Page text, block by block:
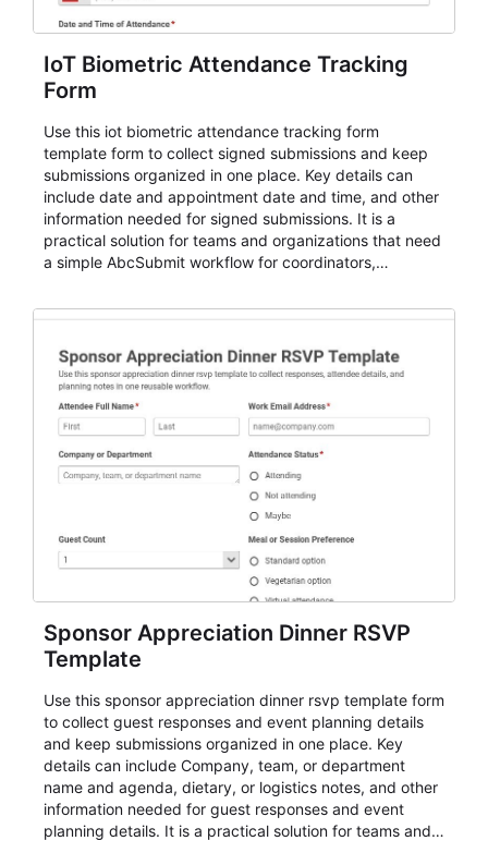
IoT Biometric Attendance Tracking
Form
Use this iot biometric attendance tracking form
template form to collect signed submissions and keep
submissions organized in one place. Key details can
include date and appointment date and time, and other
information needed for signed submissions. It is a
practical solution for teams and organizations that need
a simple AbcSubmit workflow for coordinators,
Sponsor Appreciation Dinner RSVP
Template
Use this sponsor appreciation dinner rsvp template form
to collect guest responses and event planning details
and keep submissions organized in one place. Key
details can include Company, team, or department
name and agenda, dietary, or logistics notes, and other
information needed for guest responses and event
planning details. It is a practical solution for teams and